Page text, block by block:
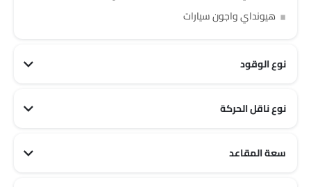
هيونداي واجون سيارات
نوع الوقود
نوع ناقل الحركة
سعة المقاعد